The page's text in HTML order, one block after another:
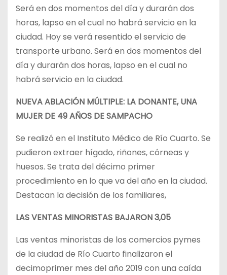
Será en dos momentos del día y durarán dos
horas, lapso en el cual no habrá servicio en la
ciudad. Hoy se verá resentido el servicio de
transporte urbano. Será en dos momentos del
día y durarán dos horas, lapso en el cual no
habrá servicio en la ciudad.
NUEVA ABLACIÓN MÚLTIPLE: LA DONANTE, UNA
MUJER DE 49 AÑOS DE SAMPACHO
Se realizó en el Instituto Médico de Río Cuarto. Se
pudieron extraer hígado, riñones, córneas y
huesos. Se trata del décimo primer
procedimiento en lo que va del año en la ciudad.
Destacan la decisión de los familiares,
LAS VENTAS MINORISTAS BAJARON 3,05
Las ventas minoristas de los comercios pymes
de la ciudad de Río Cuarto finalizaron el
decimoprimer mes del año 2019 con una caída